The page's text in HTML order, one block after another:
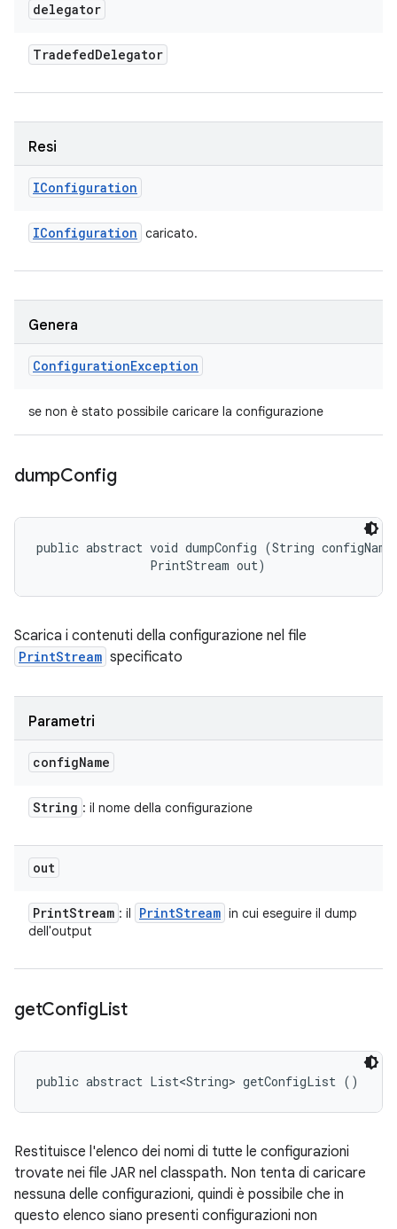
delegator
TradefedDelegator
Resi
IConfiguration
IConfiguration caricato.
Genera
ConfigurationException
se non è stato possibile caricare la configurazione
dumpConfig
public abstract void dumpConfig (String
                PrintStream out)
Scarica i contenuti della configurazione nel file
PrintStream specificato
Parametri
configName
String : il nome della configurazione
out
PrintStream : il PrintStream in cui eseguire il dump
dell'output
getConfigList
public abstract List<String> getConfigList ()
Restituisce l'elenco dei nomi di tutte le configurazioni
trovate nei file JAR nel classpath. Non tenta di caricare
nessuna delle configurazioni, quindi è possibile che in
questo elenco siano presenti configurazioni non